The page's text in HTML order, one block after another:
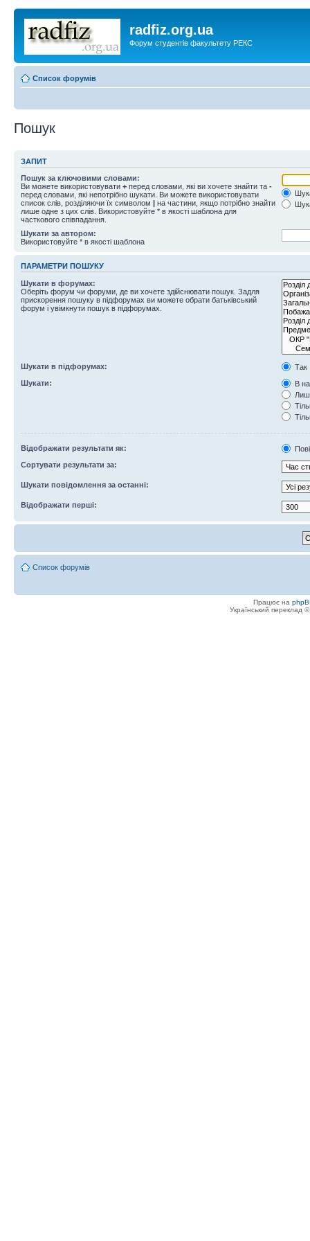
radfiz.org.ua
Форум студентів факультету РЕКС
Список форумів
Пошук
ЗАПИТ
Пошук за ключовими словами:
Ви можете використовувати + перед словами, які ви хочете знайти та -
перед словами, які непотрібно шукати. Ви можете використовувати
список слів, розділяючи їх символом | на частини, якщо потрібно знайти
лише одне з цих слів. Використовуйте * в якості шаблона для
часткового співпадання.
Шукати за автором:
Використовуйте * в якості шаблона
ПАРАМЕТРИ ПОШУКУ
Шукати в форумах:
Оберіть форум чи форуми, де ви хочете здійснювати пошук. Задля
прискорення пошуку в підфорумах ви можете обрати батьківський
форум і увімкнути пошук в підфорумах.
Шукати в підфорумах:
Так
Шукати:
В
Відображати результати як:
Сортувати результати за:
Шукати повідомлення за останні:
Відображати перші:
Список форумів
Працює на
Український переклад